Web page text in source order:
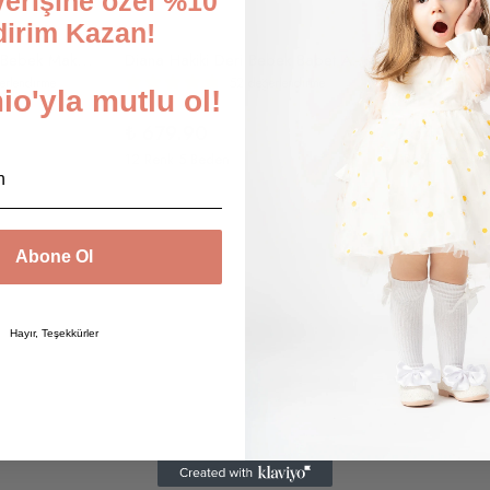
₺ 649.90
1 Renk 5 Beden
Kazan!
mutlu ol!
Abone Ol
Hayır, Teşekkürler